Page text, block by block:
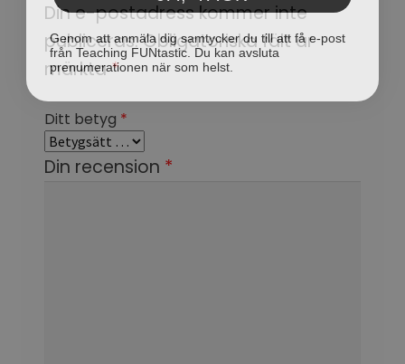
Din e-postadress kommer inte
publiceras.Obligatoriska fält är
märkta*
Ditt betyg *
Din recension *
Genom att anmäla dig samtycker du till att få e-post
från Teaching FUNtastic. Du kan avsluta
prenumerationen när som helst.